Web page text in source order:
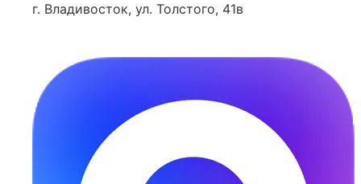
г. Владивосток, ул. Толстого, 41в